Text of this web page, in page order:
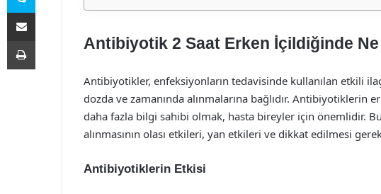
Antibiyotik 2 Saat Erken İçildiğinde
Antibiyotikler, enfeksiyonların tedavisinde kullanılan etkili
dozda ve zamanında alınmalarına bağlıdır. Antibiyotiklerin
daha fazla bilgi sahibi olmak, hasta bireyler için önemlidir.
alınmasının olası etkileri, yan etkileri ve dikkat edilmesi
Antibiyotiklerin Etkisi
E-Posta ile paylaş